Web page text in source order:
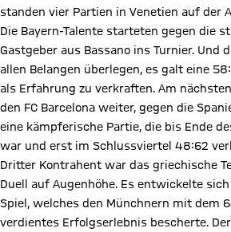
standen vier Partien in Venetien auf der
Die Bayern-Talente starteten gegen die
Gastgeber aus Bassano ins Turnier. Und
allen Belangen überlegen, es galt eine
als Erfahrung zu verkraften. Am
den FC Barcelona weiter, gegen die
eine kämpferische Partie, die bis Ende
war und erst im Schlussviertel 48:62
Dritter Kontrahent war das griechische
Duell auf Augenhöhe. Es entwickelte
Spiel, welches den Münchnern mit dem
verdientes Erfolgserlebnis bescherte.